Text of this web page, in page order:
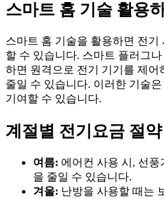
스마트 홈 기술 활용하
스마트 홈 기술을 활용하면 전기
할 수 있습니다. 스마트 플러그
하면 원격으로 전기 기기를 제어
줄일 수 있습니다. 이러한 기술
기여할 수 있습니다.
계절별 전기요금 절약
여름: 에어컨 사용 시, 선
을 줄일 수 있습니다.
겨울: 난방을 사용할 때는